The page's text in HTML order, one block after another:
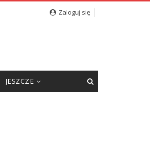
Zaloguj się
JESZCZE